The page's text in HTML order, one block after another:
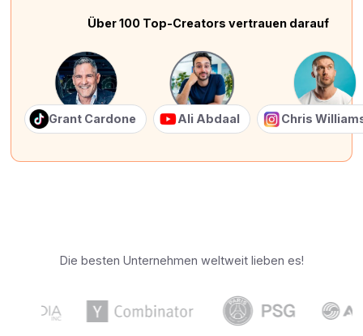
Über 100 Top-Creators vertrauen darauf
Grant Cardone Ali Abdaal Chris
Die besten Unternehmen weltweit lieben es!